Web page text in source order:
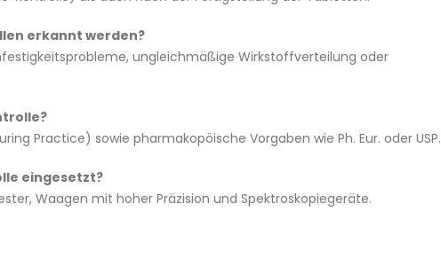
erkannt werden?
ungleichmäßige Wirkstoffverteilung oder
Practice) sowie pharmakopöische Vorgaben wie Ph. Eur. oder USP.
eingesetzt?
Waagen mit hoher Präzision und Spektroskopiegeräte.